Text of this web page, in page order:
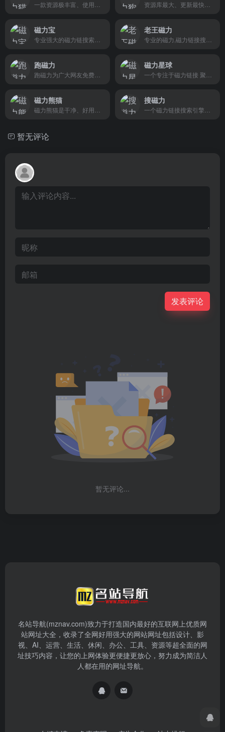
磁力宝 老王磁力
跑磁力 磁力星球
磁力熊猫 搜磁力
暂无评论
发表评论
暂无评论...
名站导航(mznav.com)致力于打造国内最好的互联网上优质网
站网址大全，收录了全网好用强大的网站网址包括设计、影
视、AI、运营、生活、休闲、办公、工具、资源等超全面的网
址技巧内容，让您的上网体验更便捷更放心，努力成为简洁人
人都在用的网址导航。